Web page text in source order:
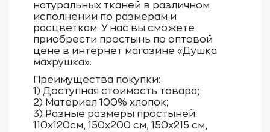
натуральных тканей в различном
исполнении по размерам и
расцветкам. У нас вы сможете
приобрести простынь по оптовой
цене в интернет магазине «Душка
махрушка».
Преимущества покупки:
1) Доступная стоимость товара;
2) Материал 100% хлопок;
3) Разные размеры простыней:
110х120см, 150х200 см, 150х215 см,